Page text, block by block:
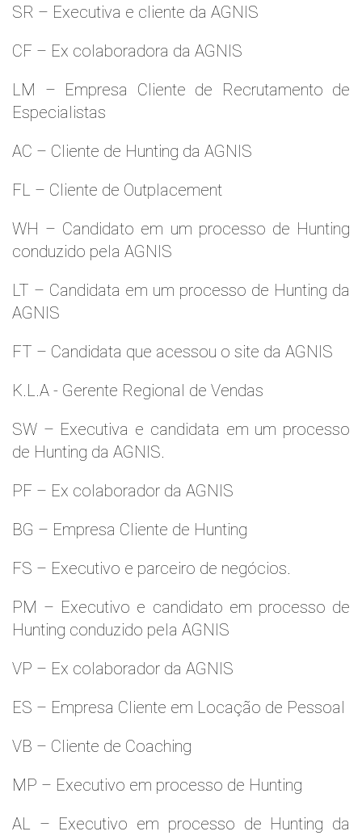
SR – Executiva e cliente da AGNIS
CF – Ex colaboradora da AGNIS
LM – Empresa Cliente de Recrutamento de
Especialistas
AC – Cliente de Hunting da AGNIS
FL – Cliente de Outplacement
WH – Candidato em um processo de Hunting
conduzido pela AGNIS
LT – Candidata em um processo de Hunting da
AGNIS
FT – Candidata que acessou o site da AGNIS
K.L.A - Gerente Regional de Vendas
SW – Executiva e candidata em um processo
de Hunting da AGNIS.
PF – Ex colaborador da AGNIS
BG – Empresa Cliente de Hunting
FS – Executivo e parceiro de negócios.
PM – Executivo e candidato em processo de
Hunting conduzido pela AGNIS
VP – Ex colaborador da AGNIS
ES – Empresa Cliente em Locação de Pessoal
VB – Cliente de Coaching
MP – Executivo em processo de Hunting
AL – Executivo em processo de Hunting da